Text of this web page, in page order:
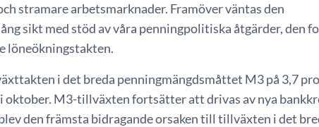
stramare arbetsmarknader. Framöver väntas den
sikt med stöd av våra penningpolitiska åtgärder, den
löneökningstakten.
i det breda penningmängdsmåttet M3 på 3,7
oktober. M3-tillväxten fortsätter att drivas av nya
den främsta bidragande orsaken till tillväxten i det